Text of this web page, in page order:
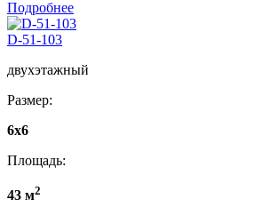
Подробнее
D-51-103
двухэтажный
Размер:
6x6
Площадь:
43 м2